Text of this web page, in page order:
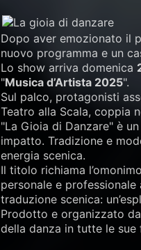
Dopo aver emozionato il
nuovo programma e un
Lo show arriva domenica
"Musica d’Artista 2025".
Sul palco, protagonisti
Teatro alla Scala, coppia
"La Gioia di Danzare" è
impatto. Tradizione e
energia scenica.
Il titolo richiama
personale e
traduzione scenica:
Prodotto e organizzato da
della danza in tutte le